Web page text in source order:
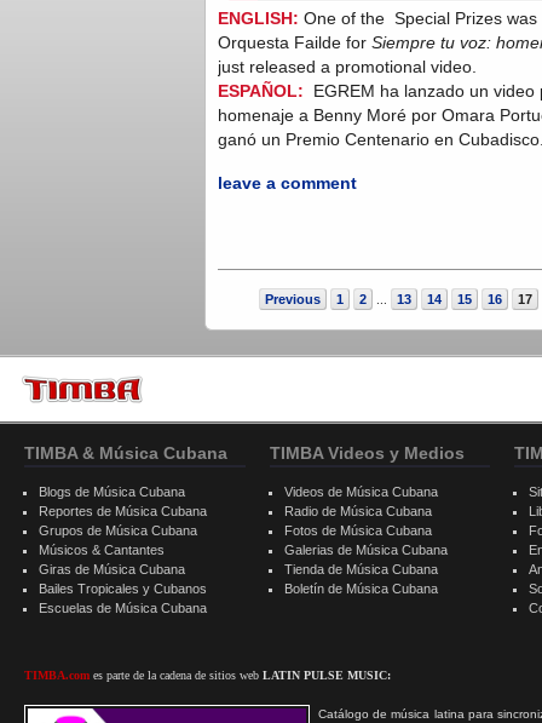
ENGLISH: One of the Special Prizes
Orquesta Failde for Siempre tu voz:
just released a promotional video.
ESPAÑOL: EGREM ha lanzado un
homenaje a Benny Moré por Omara
ganó un Premio Centenario en
leave a comment
Previous 1 2 13 14 15 16 17
TIMBA & Música Cubana
Blogs de Música Cubana
Reportes de Música Cubana
Grupos de Música Cubana
Músicos & Cantantes
Giras de Música Cubana
Bailes Tropicales y Cubanos
Escuelas de Música Cubana
TIMBA.com es parte de la cadena de sitios web LATIN PULSE MUSIC:
Catálogo de música latina para
TIMBA Videos y Medios
Videos de Música Cubana
Radio de Música Cubana
Fotos de Música Cubana
Galerias de Música Cubana
Tienda de Música Cubana
Boletín de Música Cubana